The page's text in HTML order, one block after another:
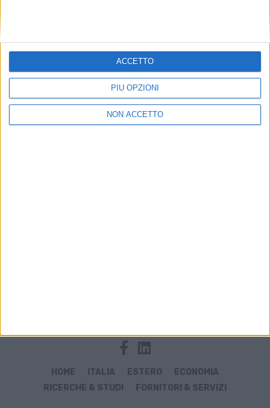
PIÙ OPZIONI
NON ACCETTO
ACCETTO
HOME ITALIA ESTERO
ECONOMIA
RICERCHE & STUDI
FORNITORI & SERVIZI